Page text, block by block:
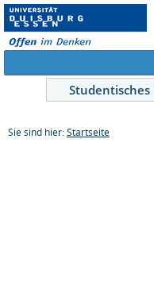
Studentisches
Sie sind hier: Startseite